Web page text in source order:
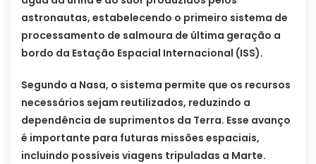
astronautas, estabelecendo o primeiro sistema de
processamento de salmoura de última geração a
bordo da Estação Espacial Internacional (ISS).
Segundo a Nasa, o sistema permite que os recursos
necessários sejam reutilizados, reduzindo a
dependência de suprimentos da Terra. Esse avanço
é importante para futuras missões espaciais,
incluindo possíveis viagens tripuladas a Marte.